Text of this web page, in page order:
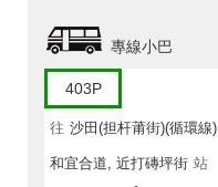
專線小巴
403P
往 沙田(担杆莆街)(循環線)
和宜合道, 近打磚坪街 站